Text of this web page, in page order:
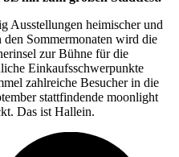
Ausstellungen heimischer und
Sommermonaten wird die
zur Bühne für die
Einkaufsschwerpunkte
zahlreiche Besucher in die
stattfindende moonlight
Das ist Hallein.